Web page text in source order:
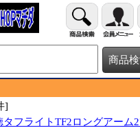
]
タフライトTF2ロングアーム